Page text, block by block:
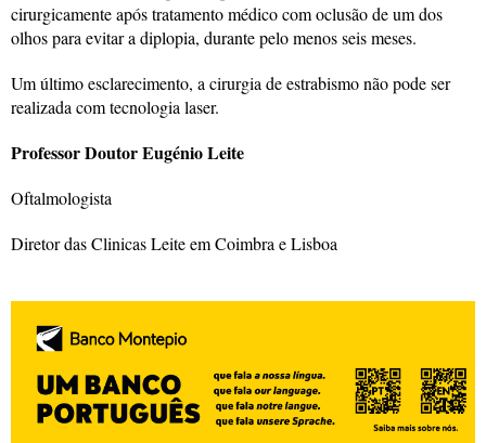
cirurgicamente após tratamento médico com oclusão de um dos
olhos para evitar a diplopia, durante pelo menos seis meses.
Um último esclarecimento, a cirurgia de estrabismo não pode ser
realizada com tecnologia laser.
Professor Doutor Eugénio Leite
Oftalmologista
Diretor das Clinicas Leite em Coimbra e Lisboa